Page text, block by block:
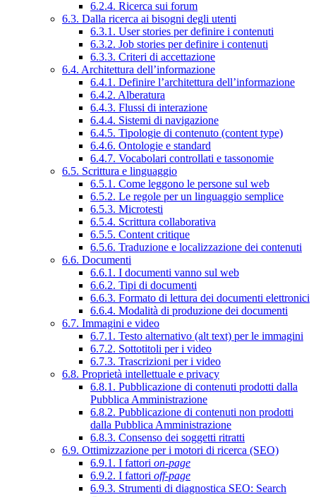
6.2.4. Ricerca sui forum
6.3. Dalla ricerca ai bisogni degli utenti
6.3.1. User stories per definire i contenuti
6.3.2. Job stories per definire i contenuti
6.3.3. Criteri di accettazione
6.4. Architettura dell’informazione
6.4.1. Definire l’architettura dell’informazione
6.4.2. Alberatura
6.4.3. Flussi di interazione
6.4.4. Sistemi di navigazione
6.4.5. Tipologie di contenuto (content type)
6.4.6. Ontologie e standard
6.4.7. Vocabolari controllati e tassonomie
6.5. Scrittura e linguaggio
6.5.1. Come leggono le persone sul web
6.5.2. Le regole per un linguaggio semplice
6.5.3. Microtesti
6.5.4. Scrittura collaborativa
6.5.5. Content critique
6.5.6. Traduzione e localizzazione dei contenuti
6.6. Documenti
6.6.1. I documenti vanno sul web
6.6.2. Tipi di documenti
6.6.3. Formato di lettura dei documenti elettronici
6.6.4. Modalità di produzione dei documenti
6.7. Immagini e video
6.7.1. Testo alternativo (alt text) per le immagini
6.7.2. Sottotitoli per i video
6.7.3. Trascrizioni per i video
6.8. Proprietà intellettuale e privacy
6.8.1. Pubblicazione di contenuti prodotti dalla
Pubblica Amministrazione
6.8.2. Pubblicazione di contenuti non prodotti
dalla Pubblica Amministrazione
6.8.3. Consenso dei soggetti ritratti
6.9. Ottimizzazione per i motori di ricerca (SEO)
6.9.1. I fattori on-page
6.9.2. I fattori off-page
6.9.3. Strumenti di diagnostica SEO: Search